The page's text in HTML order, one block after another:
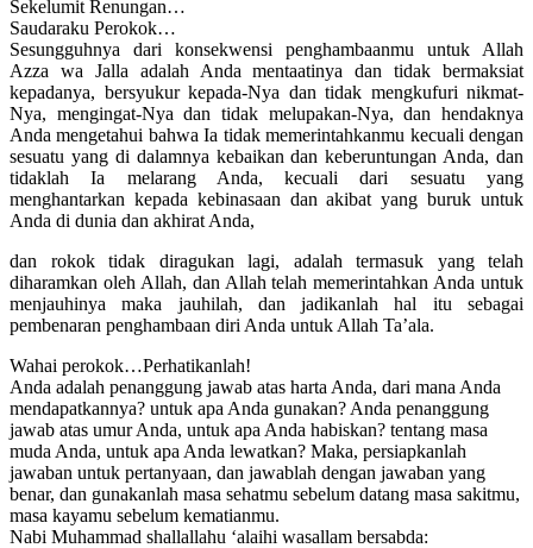
Sekelumit Renungan…
Saudaraku Perokok…
Sesungguhnya dari konsekwensi penghambaanmu untuk Allah
Azza wa Jalla adalah Anda mentaatinya dan tidak bermaksiat
kepadanya, bersyukur kepada-Nya dan tidak mengkufuri nikmat-
Nya, mengingat-Nya dan tidak melupakan-Nya, dan hendaknya
Anda mengetahui bahwa Ia tidak memerintahkanmu kecuali dengan
sesuatu yang di dalamnya kebaikan dan keberuntungan Anda, dan
tidaklah Ia melarang Anda, kecuali dari sesuatu yang
menghantarkan kepada kebinasaan dan akibat yang buruk untuk
Anda di dunia dan akhirat Anda,
dan rokok tidak diragukan lagi, adalah termasuk yang telah
diharamkan oleh Allah, dan Allah telah memerintahkan Anda untuk
menjauhinya maka jauhilah, dan jadikanlah hal itu sebagai
pembenaran penghambaan diri Anda untuk Allah Ta’ala.
Wahai perokok…Perhatikanlah!
Anda adalah penanggung jawab atas harta Anda, dari mana Anda
mendapatkannya? untuk apa Anda gunakan? Anda penanggung
jawab atas umur Anda, untuk apa Anda habiskan? tentang masa
muda Anda, untuk apa Anda lewatkan? Maka, persiapkanlah
jawaban untuk pertanyaan, dan jawablah dengan jawaban yang
benar, dan gunakanlah masa sehatmu sebelum datang masa sakitmu,
masa kayamu sebelum kematianmu.
Nabi Muhammad shallallahu ‘alaihi wasallam bersabda: